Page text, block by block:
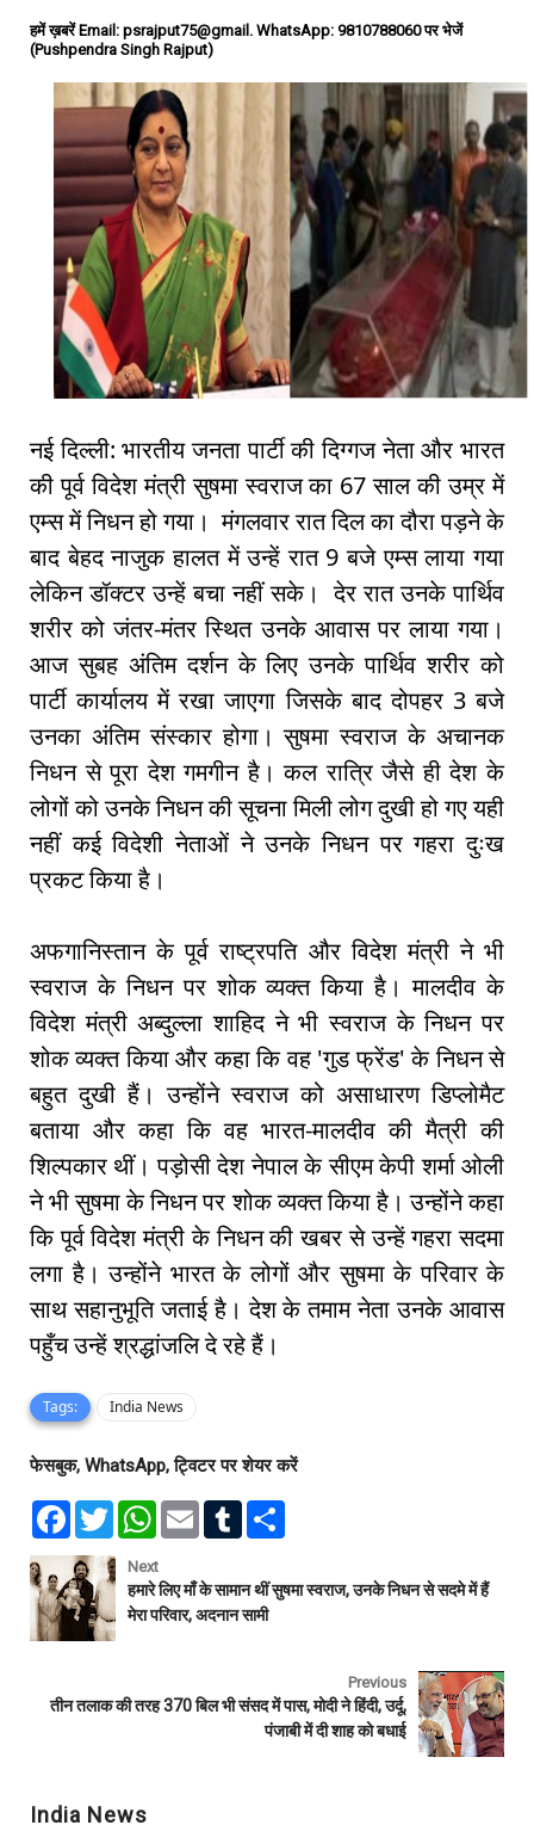
हमें ख़बरें Email: psrajput75@gmail. WhatsApp: 9810788060 पर भेजें
(Pushpendra Singh Rajput)
नई दिल्ली: भारतीय जनता पार्टी की दिग्गज नेता और भारत
की पूर्व विदेश मंत्री सुषमा स्वराज का 67 साल की उम्र में
एम्स में निधन हो गया। मंगलवार रात दिल का दौरा पड़ने के
बाद बेहद नाजुक हालत में उन्हें रात 9 बजे एम्स लाया गया
लेकिन डॉक्टर उन्हें बचा नहीं सके। देर रात उनके पार्थिव
शरीर को जंतर-मंतर स्थित उनके आवास पर लाया गया।
आज सुबह अंतिम दर्शन के लिए उनके पार्थिव शरीर को
पार्टी कार्यालय में रखा जाएगा जिसके बाद दोपहर 3 बजे
उनका अंतिम संस्कार होगा। सुषमा स्वराज के अचानक
निधन से पूरा देश गमगीन है। कल रात्रि जैसे ही देश के
लोगों को उनके निधन की सूचना मिली लोग दुखी हो गए यही
नहीं कई विदेशी नेताओं ने उनके निधन पर गहरा दुःख
प्रकट किया है।
अफगानिस्तान के पूर्व राष्ट्रपति और विदेश मंत्री ने भी
स्वराज के निधन पर शोक व्यक्त किया है। मालदीव के
विदेश मंत्री अब्दुल्ला शाहिद ने भी स्वराज के निधन पर
शोक व्यक्त किया और कहा कि वह 'गुड फ्रेंड' के निधन से
बहुत दुखी हैं। उन्होंने स्वराज को असाधारण डिप्लोमैट
बताया और कहा कि वह भारत-मालदीव की मैत्री की
शिल्पकार थीं। पड़ोसी देश नेपाल के सीएम केपी शर्मा ओली
ने भी सुषमा के निधन पर शोक व्यक्त किया है। उन्होंने कहा
कि पूर्व विदेश मंत्री के निधन की खबर से उन्हें गहरा सदमा
लगा है। उन्होंने भारत के लोगों और सुषमा के परिवार के
साथ सहानुभूति जताई है। देश के तमाम नेता उनके आवास
पहुँच उन्हें श्रद्धांजलि दे रहे हैं।
Tags: India News
फेसबुक, WhatsApp, ट्विटर पर शेयर करें
F
e
b
o
o
k
T
w
t
t
r
W
t
s
A
p
E
l
T
l
r
e
Next
हमारे लिए माँ के सामान थीं सुषमा स्वराज, उनके निधन से सदमे में हैं
मेरा परिवार, अदनान सामी
Previous
तीन तलाक की तरह 370 बिल भी संसद में पास, मोदी ने हिंदी, उर्दू,
पंजाबी में दी शाह को बधाई
India News